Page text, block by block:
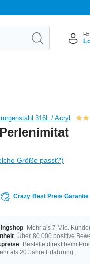
316L / Acryl
Größe passt?)
Crazy Best Preis Garantie
Mehr als 7 Mio.
Über 80.000 positive
Bestelle direkt beim
als 20 Jahre Erfahrung